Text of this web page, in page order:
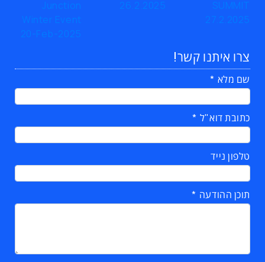
צרו איתנו קשר!
שם מלא
כתובת דוא"ל
טלפון נייד
תוכן ההודעה